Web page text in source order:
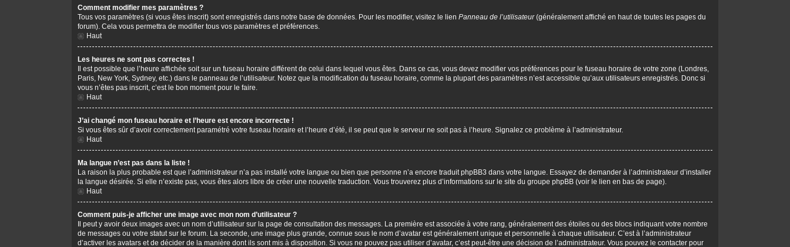
Comment modifier mes paramètres ?
Tous vos paramètres (si vous êtes inscrit) sont enregistrés dans notre base de données. Pour les modifier, visitez le lien Panneau de l’utilisateur(généralement affiché en haut de toutes les pages du
forum). Cela vous permettra de modifier tous vos paramètres et préférences.
Haut
Les heures ne sont pas correctes !
Il est possible que l’heure affichée soit sur un fuseau horaire différent de celui dans lequel vous êtes. Dans ce cas, vous devez modifier vos préférences pour le fuseau horaire de votre zone (Londres,
Paris, New York, Sydney, etc.) dans le panneau de l’utilisateur. Notez que la modification du fuseau horaire, comme la plupart des paramètres n’est accessible qu’aux utilisateurs enregistrés. Donc si
vous n’êtes pas inscrit, c’est le bon moment pour le faire.
Haut
J’ai changé mon fuseau horaire et l’heure est encore incorrecte !
Si vous êtes sûr d’avoir correctement paramétré votre fuseau horaire et l’heure d’été, il se peut que le serveur ne soit pas à l’heure. Signalez ce problème à l’administrateur.
Haut
Ma langue n’est pas dans la liste !
La raison la plus probable est que l’administrateur n’a pas installé votre langue ou bien que personne n’a encore traduit phpBB3 dans votre langue. Essayez de demander à l’administrateur d’installer
la langue désirée. Si elle n’existe pas, vous êtes alors libre de créer une nouvelle traduction. Vous trouverez plus d’informations sur le site du groupe phpBB (voir le lien en bas de page).
Haut
Comment puis-je afficher une image avec mon nom d’utilisateur ?
Il peut y avoir deux images avec un nom d’utilisateur sur la page de consultation des messages. La première est associée à votre rang, généralement des étoiles ou des blocs indiquant votre nombre
de messages ou votre statut sur le forum. La seconde, une image plus grande, connue sous le nom d’avatar est généralement unique et personnelle à chaque utilisateur. C’est à l’administrateur
d’activer les avatars et de décider de la manière dont ils sont mis à disposition. Si vous ne pouvez pas utiliser d’avatar, c’est peut-être une décision de l’administrateur. Vous pouvez le contacter pour